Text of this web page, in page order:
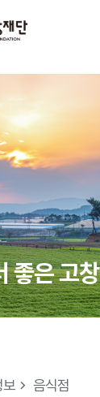
좋은 고창
보 음식점